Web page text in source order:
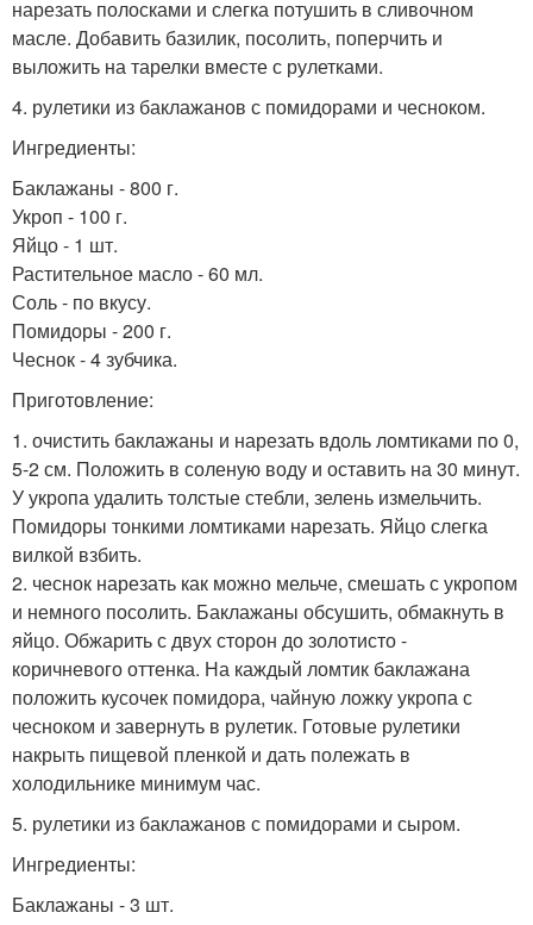
нарезать полосками и слегка потушить в сливочном
масле. Добавить базилик, посолить, поперчить и
выложить на тарелки вместе с рулетками.
4. рулетики из баклажанов с помидорами и чесноком.
Ингредиенты:
Баклажаны - 800 г.
Укроп - 100 г.
Яйцо - 1 шт.
Растительное масло - 60 мл.
Соль - по вкусу.
Помидоры - 200 г.
Чеснок - 4 зубчика.
Приготовление:
1. очистить баклажаны и нарезать вдоль ломтиками по 0,
5-2 см. Положить в соленую воду и оставить на 30 минут.
У укропа удалить толстые стебли, зелень измельчить.
Помидоры тонкими ломтиками нарезать. Яйцо слегка
вилкой взбить.
2. чеснок нарезать как можно мельче, смешать с укропом
и немного посолить. Баклажаны обсушить, обмакнуть в
яйцо. Обжарить с двух сторон до золотисто -
коричневого оттенка. На каждый ломтик баклажана
положить кусочек помидора, чайную ложку укропа с
чесноком и завернуть в рулетик. Готовые рулетики
накрыть пищевой пленкой и дать полежать в
холодильнике минимум час.
5. рулетики из баклажанов с помидорами и сыром.
Ингредиенты:
Баклажаны - 3 шт.